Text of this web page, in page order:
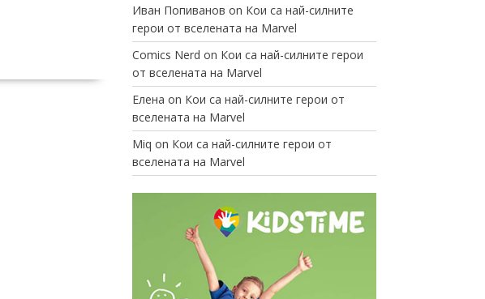
Иван Попиванов on Кои са най-силните
герои от вселената на Marvel
Comics Nerd on Кои са най-силните герои
от вселената на Marvel
Елена on Кои са най-силните герои от
вселената на Marvel
Miq on Кои са най-силните герои от
вселената на Marvel